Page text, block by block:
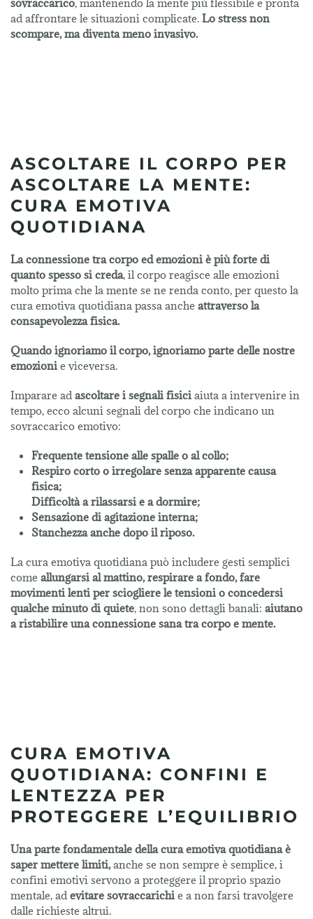
sovraccarico, mantenendo la mente più flessibile e pronta
ad affrontare le situazioni complicate. Lo stress non
scompare, ma diventa meno invasivo.
ASCOLTARE IL CORPO PER
ASCOLTARE LA MENTE:
CURA EMOTIVA
QUOTIDIANA
La connessione tra corpo ed emozioni è più forte di
quanto spesso si creda, il corpo reagisce alle emozioni
molto prima che la mente se ne renda conto, per questo la
cura emotiva quotidiana passa anche attraverso la
consapevolezza fisica.
Quando ignoriamo il corpo, ignoriamo parte delle nostre
emozioni e viceversa.
Imparare ad ascoltare i segnali fisici aiuta a intervenire in
tempo, ecco alcuni segnali del corpo che indicano un
sovraccarico emotivo:
Frequente tensione alle spalle o al collo;
Respiro corto o irregolare senza apparente causa
fisica;
Difficoltà a rilassarsi e a dormire;
Sensazione di agitazione interna;
Stanchezza anche dopo il riposo.
La cura emotiva quotidiana può includere gesti semplici
come allungarsi al mattino, respirare a fondo, fare
movimenti lenti per sciogliere le tensioni o concedersi
qualche minuto di quiete, non sono dettagli banali: aiutano
a ristabilire una connessione sana tra corpo e mente.
CURA EMOTIVA
QUOTIDIANA: CONFINI E
LENTEZZA PER
PROTEGGERE L’EQUILIBRIO
Una parte fondamentale della cura emotiva quotidiana è
saper mettere limiti,anche se non sempre è semplice, i
confini emotivi servono a proteggere il proprio spazio
mentale, ad evitare sovraccarichi e a non farsi travolgere
dalle richieste altrui.